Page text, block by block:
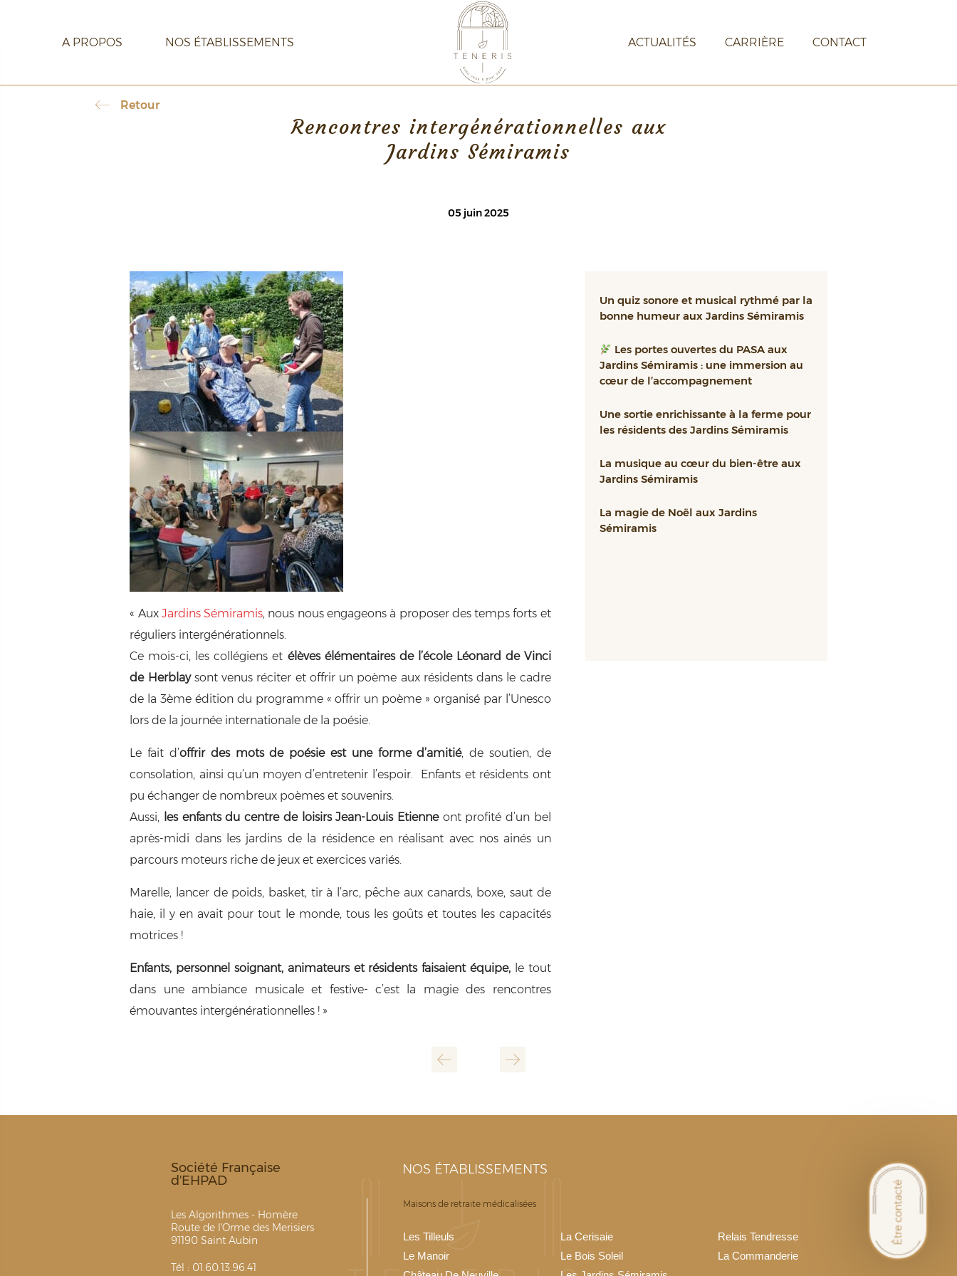
A PROPOS NOS ÉTABLISSEMENTS ACTUALITÉS CARRIÈRE CONTACT
Retour
Rencontres intergénérationnelles aux
Jardins Sémiramis
05 juin 2025
« Aux Jardins Sémiramis, nous nous engageons à proposer des temps forts et
réguliers intergénérationnels.
Ce mois-ci, les collégiens et élèves élémentaires de l’école Léonard de Vinci
de Herblaysont venus réciter et offrir un poème aux résidents dans le cadre
de la 3ème édition du programme « offrir un poème » organisé par l’Unesco
lors de la journée internationale de la poésie.
Le fait d’offrir des mots de poésie est une forme d’amitié, de soutien, de
consolation, ainsi qu’un moyen d’entretenir l’espoir. Enfants et résidents ont
pu échanger de nombreux poèmes et souvenirs.
Aussi, les enfants du centre de loisirs Jean-Louis Etienneont profité d’un bel
après-midi dans les jardins de la résidence en réalisant avec nos ainés un
parcours moteurs riche de jeux et exercices variés.
Marelle, lancer de poids, basket, tir à l’arc, pêche aux canards, boxe, saut de
haie, il y en avait pour tout le monde, tous les goûts et toutes les capacités
motrices !
Enfants, personnel soignant, animateurs et résidents faisaient équipe, le tout
dans une ambiance musicale et festive- c’est la magie des rencontres
émouvantes intergénérationnelles ! »
Un quiz sonore et musical rythmé par la
bonne humeur aux Jardins Sémiramis
Les portes ouvertes du PASA aux
Jardins Sémiramis : une immersion au
cœur de l’accompagnement
Une sortie enrichissante à la ferme pour
les résidents des Jardins Sémiramis
La musique au cœur du bien-être aux
Jardins Sémiramis
La magie de Noël aux Jardins
Sémiramis
Société Française
d'EHPAD
Les Algorithmes - Homère
Route de l'Orme des Merisiers
91190 Saint Aubin
Tél : 01.60.13.96.41
NOS ÉTABLISSEMENTS
Maisons de retraite médicalisées
Les Tilleuls La Cerisaie
Relais Tendresse
Le Manoir
Le Bois Soleil
La Commanderie